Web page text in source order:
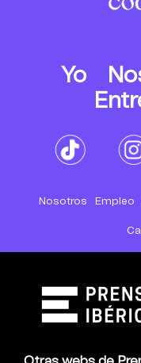
Yo
Nosotros Empleo